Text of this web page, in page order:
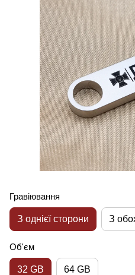
Гравіювання
З однієї сторони З
Об'єм
32 GB 64 GB